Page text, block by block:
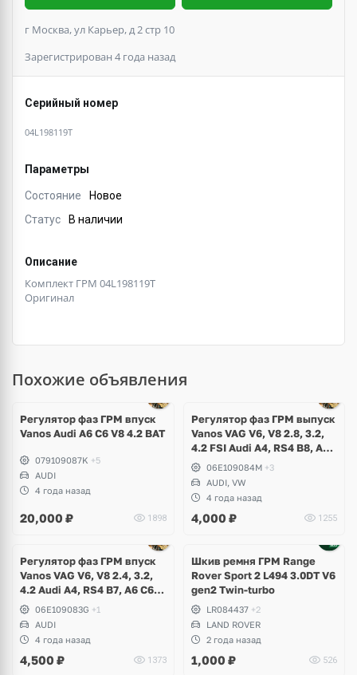
г Москва, ул Карьер, д 2 стр 10
Зарегистрирован 4 года назад
Серийный номер
04L198119T
Параметры
Состояние
Новое
Статус
В наличии
Описание
Комплект ГРМ 04L198119T
Оригинал
Похожие объявления
Регулятор фаз ГРМ впуск
Vanos Audi A6 C6 V8 4.2 BAT
079109087K +5
AUDI
4 года назад
20,000 ₽ 1898
Регулятор фаз ГРМ выпуск
Vanos VAG V6, V8 2.8, 3.2,
4.2 FSI Audi A4, RS4 B8, A5,
RS5, A6 C7, A8 D4, Q5, R8
Spyder, Volkswagen
Touareg NF
06E109084M +3
AUDI, VW
4 года назад
4,000 ₽ 1255
Регулятор фаз ГРМ впуск
Vanos VAG V6, V8 2.4, 3.2,
4.2 Audi A4, RS4 B7, A6 C6
Allroad, A8 D3
06E109083G +1
AUDI
4 года назад
4,500 ₽ 1373
Шкив ремня ГРМ Range
Rover Sport 2 L494 3.0DT V6
gen2 Twin-turbo
LR084437 +2
LAND ROVER
2 года назад
1,000 ₽ 526